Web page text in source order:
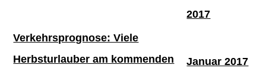
Verkehrsprognose: Viele
Herbsturlauber am kommenden
2017
Januar 2017